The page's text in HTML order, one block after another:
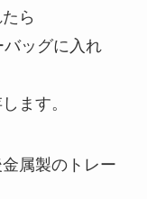
ら
ッグに入れ
ます。
属製のトレー